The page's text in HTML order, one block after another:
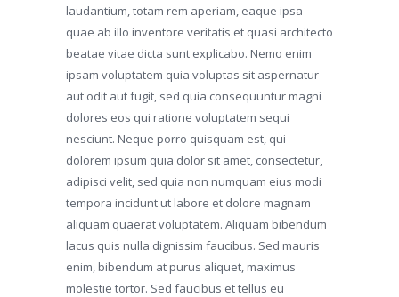
laudantium, totam rem aperiam, eaque ipsa
quae ab illo inventore veritatis et quasi architecto
beatae vitae dicta sunt explicabo. Nemo enim
ipsam voluptatem quia voluptas sit aspernatur
aut odit aut fugit, sed quia consequuntur magni
dolores eos qui ratione voluptatem sequi
nesciunt. Neque porro quisquam est, qui
dolorem ipsum quia dolor sit amet, consectetur,
adipisci velit, sed quia non numquam eius modi
tempora incidunt ut labore et dolore magnam
aliquam quaerat voluptatem. Aliquam bibendum
lacus quis nulla dignissim faucibus. Sed mauris
enim, bibendum at purus aliquet, maximus
molestie tortor. Sed faucibus et tellus eu